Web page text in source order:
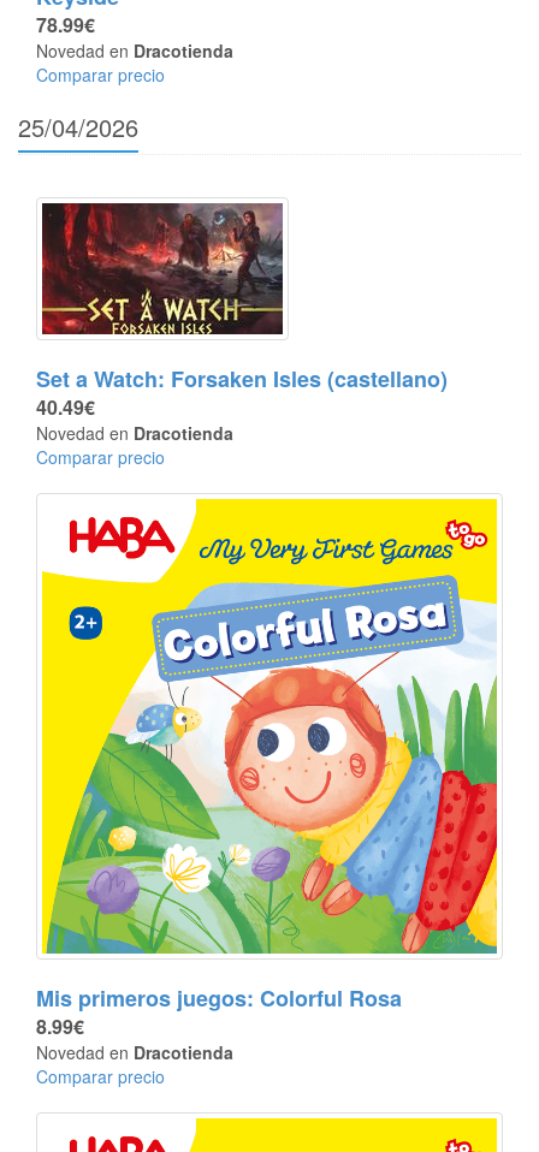
78.99€
Novedad en Dracotienda
Comparar precio
25/04/2026
Set a Watch: Forsaken Isles (castellano)
40.49€
Novedad en Dracotienda
Comparar precio
Mis primeros juegos: Colorful Rosa
8.99€
Novedad en Dracotienda
Comparar precio